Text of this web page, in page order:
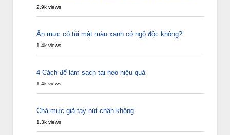
2.9k views
Ăn mực có túi mật màu xanh có ngộ độc không?
1.4k views
4 Cách để làm sạch tai heo hiệu quả
1.4k views
Chả mực giã tay hút chân không
1.3k views